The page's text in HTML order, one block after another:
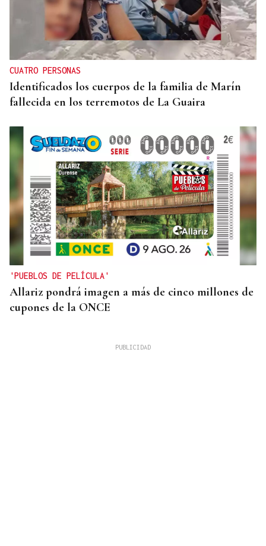
CUATRO PERSONAS
Identificados los cuerpos de la familia de Marín
fallecida en los terremotos de La Guaira
'PUEBLOS DE PELÍCULA'
Allariz pondrá imagen a más de cinco millones de
cupones de la ONCE